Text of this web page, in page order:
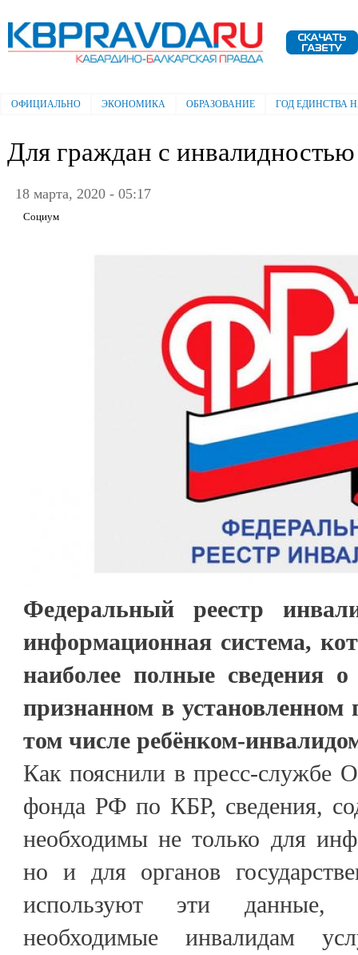
Электронная газета "Кабардино-
Балкарская правда"
Главное меню
ОФИЦИАЛЬНО ЭКОНОМИКА ОБРАЗОВАНИЕ ГОД ЕДИНСТВА
Для граждан с инвалидностью
18 марта, 2020 - 05:17
Социум
Федеральный реестр
информационная система,
наиболее полные сведения
признанном в установленном
том числе ребёнком-
Как пояснили в пресс-службе
фонда РФ по КБР, сведения,
необходимы не только для
но и для органов
используют эти данные,
необходимые инвалидам